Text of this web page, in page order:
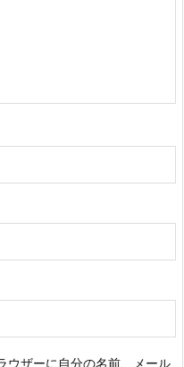
ウザーに自分の名前、メール